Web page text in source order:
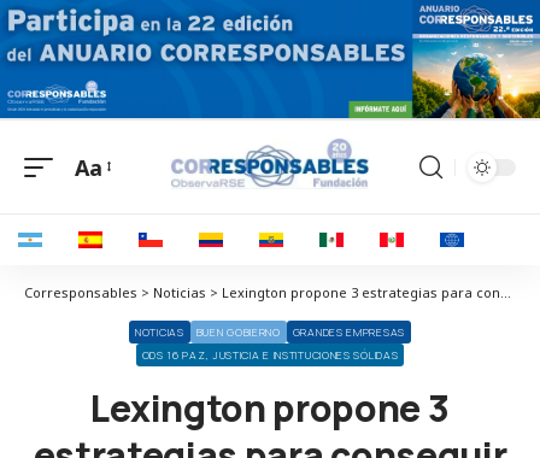
Aa
Corresponsables > Noticias > Lexington propone 3 estrategias para conseguir buenos acuerdos en el mundo del Real Estate
NOTICIAS BUEN GOBIERNO
GRANDES EMPRESAS
ODS 16 PAZ, JUSTICIA E INSTITUCIONES SÓLIDAS
Lexington propone 3